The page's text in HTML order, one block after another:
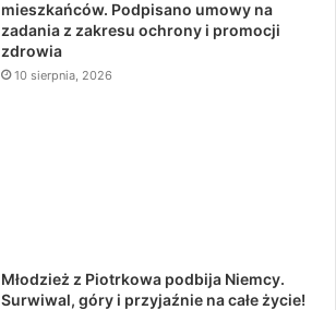
mieszkańców. Podpisano umowy na
zadania z zakresu ochrony i promocji
zdrowia
10 sierpnia, 2026
Młodzież z Piotrkowa podbija Niemcy.
Surwiwal, góry i przyjaźnie na całe życie!